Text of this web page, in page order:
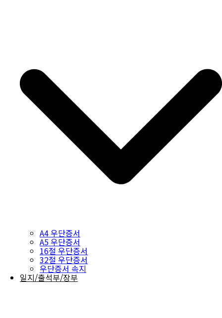
A4 우단증서
A5 우단증서
16절 우단증서
32절 우단증서
우단증서 속지
일지/출석부/장부